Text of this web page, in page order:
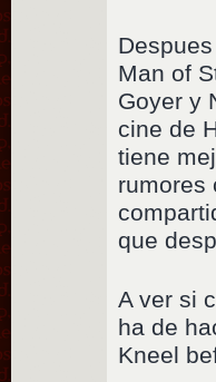
Man of
Goyer y
cine de
tiene
rumores
que
A ver si
ha de
Kneel